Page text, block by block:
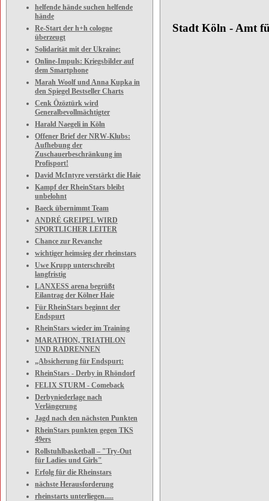
helfende hände suchen helfende
hände
Re-Start der h+h cologne
überzeugt
Solidarität mit der Ukraine:
Online-Impuls: Kriegsbilder auf
dem Smartphone
Marah Woolf und Anna Kupka in
den Spiegel Bestseller Charts
Cenk Özöztürk wird
Generalbevollmächtigter
Harald Naegeli in Köln
Offener Brief der NRW-Klubs:
Aufhebung der
Zuschauerbeschränkung im
Profisport!
David McIntyre verstärkt die Haie
Kampf der RheinStars bleibt
unbelohnt
Baeck übernimmt Team
ANDRÉ GREIPEL WIRD
SPORTLICHER LEITER
Chance zur Revanche
wichtiger heimsieg der rheinstars
Uwe Krupp unterschreibt
langfristig
LANXESS arena begrüßt
Eilantrag der Kölner Haie
Für RheinStars beginnt der
Endspurt
RheinStars wieder im Training
MARATHON, TRIATHLON
UND RADRENNEN
„Absicherung für Endspurt:
RheinStars - Derby in Rhöndorf
FELIX STURM - Comeback
Derbyniederlage nach
Verlängerung
Jagd nach den nächsten Punkten
RheinStars punkten gegen TKS
49ers
Rollstuhlbasketball – "Try-Out
für Ladies und Girls"
Erfolg für die Rheinstars
nächste Herausforderung
rheinstarts unterliegen.....
Stadt Köln - Amt